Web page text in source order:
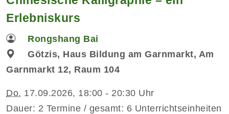
Erlebniskurs
Rongshang Bai
Götzis, Haus Bildung am Garnmarkt, Am
Garnmarkt 12, Raum 104
Do. 17.09.2026, 18:00 - 20:30 Uhr
Dauer: 2 Termine / gesamt: 6 Unterrichtseinheiten